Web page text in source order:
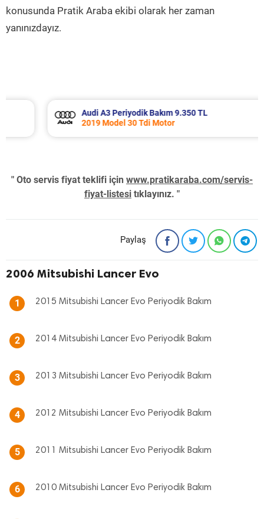
konusunda Pratik Araba ekibi olarak her zaman
yanınızdayız.
Audi A3 Periyodik Bakım 9.350 TL
2019 Model 30 Tdi Motor
" Oto servis fiyat teklifi için www.pratikaraba.com/servis-
fiyat-listesi tıklayınız. "
Paylaş
2006 Mitsubishi Lancer Evo
1 2015 Mitsubishi Lancer Evo Periyodik Bakım
2 2014 Mitsubishi Lancer Evo Periyodik Bakım
3 2013 Mitsubishi Lancer Evo Periyodik Bakım
4 2012 Mitsubishi Lancer Evo Periyodik Bakım
5 2011 Mitsubishi Lancer Evo Periyodik Bakım
6 2010 Mitsubishi Lancer Evo Periyodik Bakım